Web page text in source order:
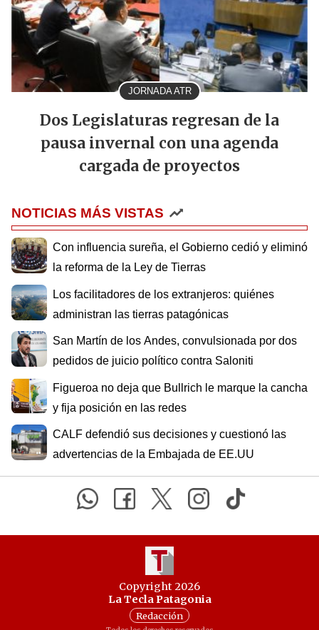
JORNADA ATR
Dos Legislaturas regresan de la
pausa invernal con una agenda
cargada de proyectos
NOTICIAS MÁS VISTAS
Con influencia sureña, el Gobierno cedió y eliminó
la reforma de la Ley de Tierras
Los facilitadores de los extranjeros: quiénes
administran las tierras patagónicas
San Martín de los Andes, convulsionada por dos
pedidos de juicio político contra Saloniti
Figueroa no deja que Bullrich le marque la cancha
y fija posición en las redes
CALF defendió sus decisiones y cuestionó las
advertencias de la Embajada de EE.UU
Copyright 2026
La Tecla Patagonia
Redacción